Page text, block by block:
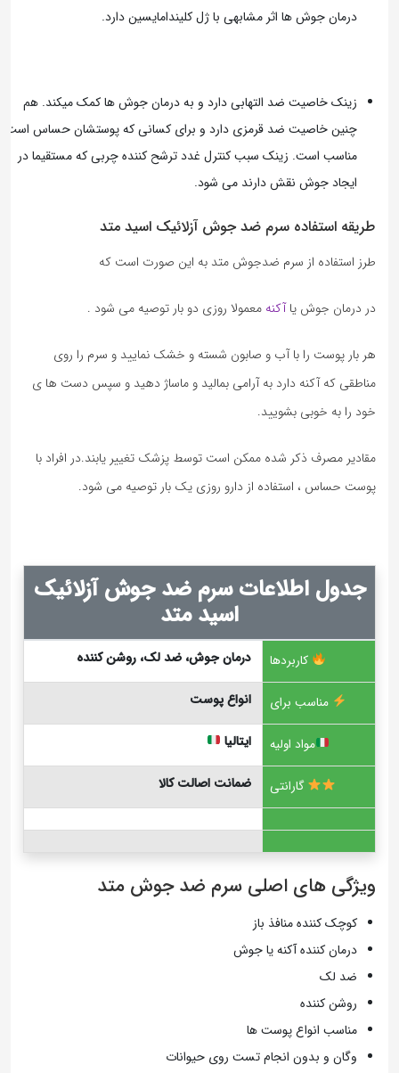
درمان جوش ها اثر مشابهی با ژل کلیندامایسین دارد.
زینک خاصیت ضد التهابی دارد و به درمان جوش ها کمک میکند. هم
چنین خاصیت ضد قرمزی دارد و برای کسانی که پوستشان حساس است
مناسب است. زینک سبب کنترل غدد ترشح کننده چربی که مستقیما در
ایجاد جوش نقش دارند می شود.
طریقه استفاده سرم ضد جوش آزلائیک اسید متد
طرز استفاده از سرم ضدجوش متد به این صورت است که
در درمان جوش یاآکنه معمولا روزی دو بار توصیه می شود .
هر بار پوست را با آب و صابون شسته و خشک نمایید و سرم را روی
مناطقی که آکنه دارد به آرامی بمالید و ماساژ دهید و سپس دست ها ی
خود را به خوبی بشویید.
مقادیر مصرف ذکر شده ممکن است توسط پزشک تغییر یابند.در افراد با
پوست حساس ، استفاده از دارو روزی یک بار توصیه می شود.
جدول اطلاعات سرم ضد جوش آزلائیک
اسید متد
کاربردها درمان جوش، ضد لک، روشن کننده
مناسب برای انواع پوست
مواد اولیه ایتالیا
گارانتی ضمانت اصالت کالا
ویژگی های اصلی سرم ضد جوش متد
کوچک کننده منافذ باز
درمان کننده آکنه یا جوش
ضد لک
روشن کننده
مناسب انواع پوست ها
وگان و بدون انجام تست روی حیوانات